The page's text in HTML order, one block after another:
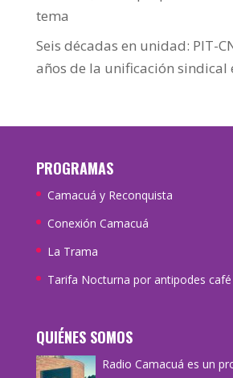
tema
Seis décadas en unidad: PIT-
años de la unificación sindical
PROGRAMAS
Camacuá y Reconquista
Conexión Camacuá
La Trama
Tarifa Nocturna por antipodes café
QUIÉNES SOMOS
Radio Camacuá es un